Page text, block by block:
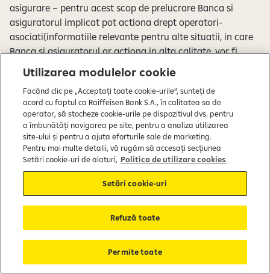
asigurare – pentru acest scop de prelucrare Banca si
asiguratorul implicat pot actiona drept operatori-
asociati(informatiile relevante pentru alte situatii, in care
Banca si asiguratorul ar actiona in alta calitate, vor fi
furnizate prin documentele de informare specifice
fluxurilor aplicabile in acele situatii), in vederea lichidarii
carnetelor de economii la purtator/la purtator cu parola;
evaluarea cerinţelor şi necesităţilor cu privire la
contractarea unui produs de asigurare, conform legislatiei
privind distribuția de asigurări și Normelor emise de
Autoritatea de Supraveghere Financiară în aplicarea
acesteia, acordarea consultantei catre Client, derularea si
gestionarea relatiei contractuale cu Clientul in numele si
pentru asigurator si/sau impreuna cu asiguratorul, in
vederea furnizarii produselor de asigurare adecvate dintre
produsele de asigurare pe care le intermediaza in calitate
de agent afiliat; colectare de prime de asigurare pentru
asigurator;asigurarea suportului tehnic si a activitatilor de
mentenanta, inclusiv cele necesare pentru derularea si
Utilizarea modulelor cookie
Facând clic pe „Acceptați toate cookie-urile”, sunteți de
acord cu faptul ca Raiffeisen Bank S.A., în calitatea sa de
operator, să stocheze cookie-urile pe dispozitivul dvs. pentru
a îmbunătăți navigarea pe site, pentru a analiza utilizarea
site-ului și pentru a ajuta eforturile sale de marketing.
Pentru mai multe detalii, vă rugăm să accesați secțiunea
Setări cookie-uri de alaturi, Politica de utilizare cookies
Setări cookie-uri
Refuză toate
Permite toate